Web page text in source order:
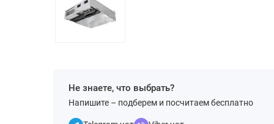
Не знаете, что выбрать?
Напишите – подберем и посчитаем бесплатно